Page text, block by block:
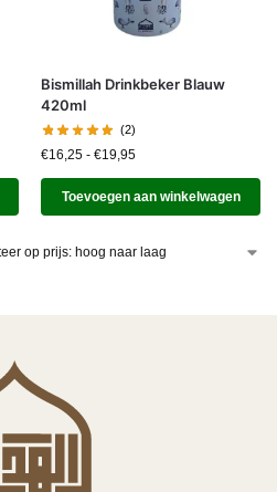
Bismillah Drinkbeker Blauw
420ml
(2)
€16,25 - €19,95
Toevoegen aan winkelwagen